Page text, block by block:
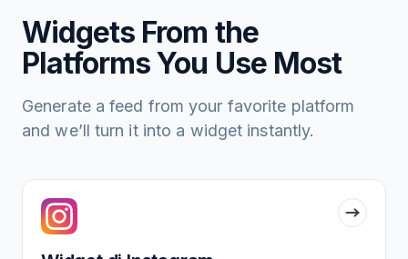
Widgets From the
Platforms You Use Most
Generate a feed from your favorite platform
and we’ll turn it into a widget instantly.